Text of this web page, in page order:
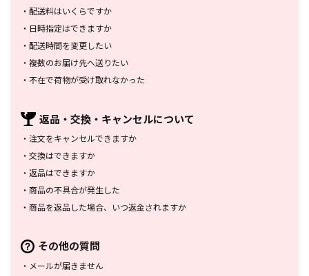
・ 配送料はいくらですか
・ 日時指定はできますか
・ 配送時間を変更したい
・ 複数のお届け先へ送りたい
・ 不在で荷物が受け取れなかった
返品・交換・ キャンセルについて
・ 注文をキャンセルできますか
・ 交換はできますか
・ 返品はできますか
・ 商品の不具合が発生した
・ 商品を返品した場合、 いつ返金されますか
その他の質問
・ メールが届きません